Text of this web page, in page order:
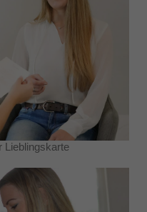
Lieblingskarte